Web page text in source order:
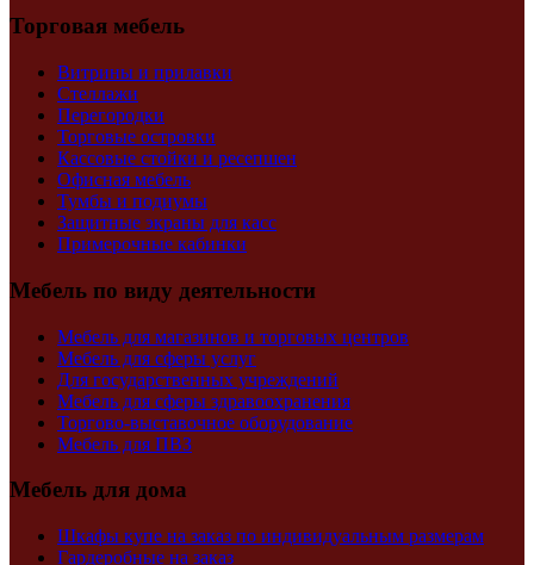
Торговая мебель
Витрины и прилавки
Стеллажи
Перегородки
Торговые островки
Кассовые стойки и ресепшен
Офисная мебель
Тумбы и подиумы
Защитные экраны для касс
Примерочные кабинки
Мебель по виду деятельности
Мебель для магазинов и торговых центров
Мебель для сферы услуг
Для государственных учреждений
Мебель для сферы здравоохранения
Торгово-выставочное оборудование
Мебель для ПВЗ
Мебель для дома
Шкафы купе на заказ по индивидуальным размерам
Гардеробные на заказ